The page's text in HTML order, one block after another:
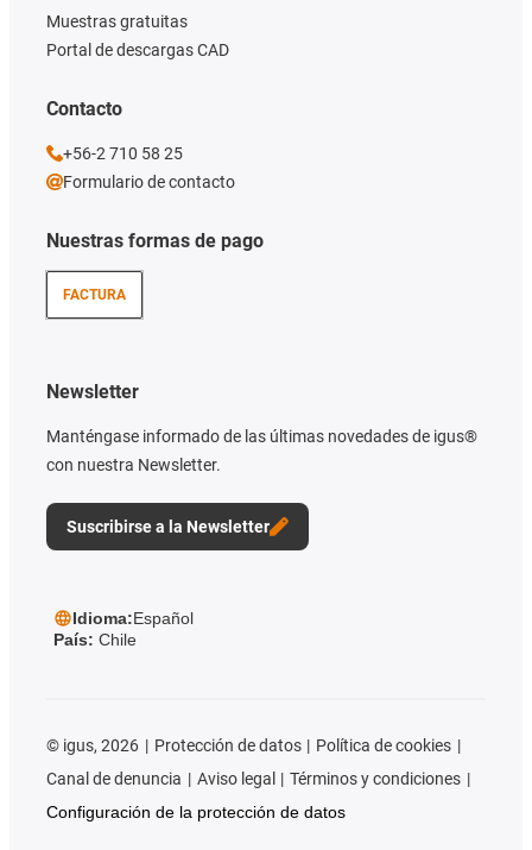
Nuestras formas de pago
FACTURA
Muestras gratuitas
Portal de descargas CAD
Newsletter
Manténgase informado de las últimas novedades de igus®
con nuestra Newsletter.
Suscribirse a la Newsletter
Contacto
+56-2 710 58 25
Formulario de contacto
Idioma:Español
País: Chile
© igus, 2026 Protección de datos
Política de cookies
Canal de denuncia
Aviso legal
Términos y condiciones
Configuración de la protección de datos